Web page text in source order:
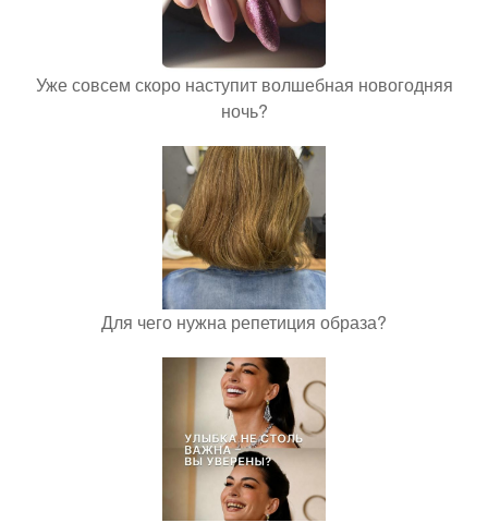
Уже совсем скоро наступит волшебная новогодняя
ночь?
Для чего нужна репетиция образа?